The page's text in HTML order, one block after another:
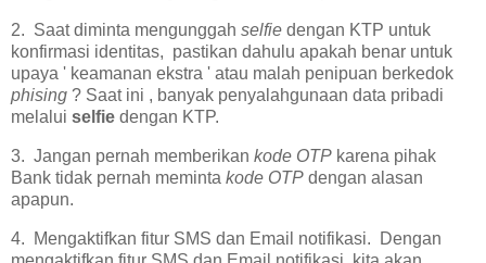
2. Saat diminta mengunggah selfie dengan KTP untuk
konfirmasi identitas, pastikan dahulu apakah benar untuk
upaya ' keamanan ekstra ' atau malah penipuan berkedok
phising ? Saat ini , banyak penyalahgunaan data pribadi
melalui selfie dengan KTP.
3. Jangan pernah memberikan kode OTP karena pihak
Bank tidak pernah meminta kode OTP dengan alasan
apapun.
4. Mengaktifkan fitur SMS dan Email notifikasi. Dengan